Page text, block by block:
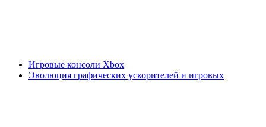
Игровые консоли Xbox
Эволюция графических ускорителей и игровых